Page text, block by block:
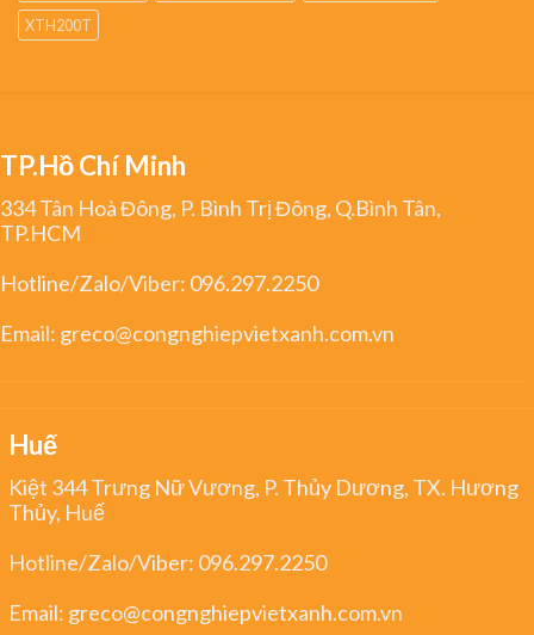
XTH200T
TP.Hồ Chí Minh
334 Tân Hoà Đông, P. Bình Trị Đông, Q.Bình Tân,
TP.HCM
Hotline/Zalo/Viber: 096.297.2250
Email: greco@congnghiepvietxanh.com.vn
Huế
Kiệt 344 Trưng Nữ Vương, P. Thủy Dương, TX. Hương
Thủy, Huế
Hotline/Zalo/Viber: 096.297.2250
Email: greco@congnghiepvietxanh.com.vn